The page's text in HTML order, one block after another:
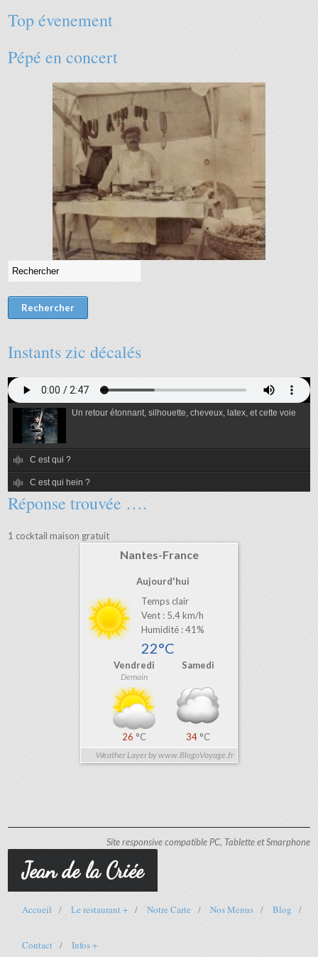
Top évenement
Pépé en concert
Instants zic décalés
Un retour étonnant, silhouette, cheveux, latex, et cette voie
C est qui ?
C est qui hein ?
C est qui alors ?
C est qui ben quand même ?
Réponse trouvée ….
1 cocktail maison gratuit
Nantes-France
Aujourd'hui
Temps clair
Vent : 5.4 km/h
Humidité : 41%
22°C
Vendredi
Demain
26 °C
Samedi
34 °C
Weather Layer by www.BlogoVoyage.fr
Site responsive compatible PC, Tablette et Smarphone
Jean de la Criée
Accueil Le restaurant + Notre Carte Nos Menus Blog
Contact Infos +